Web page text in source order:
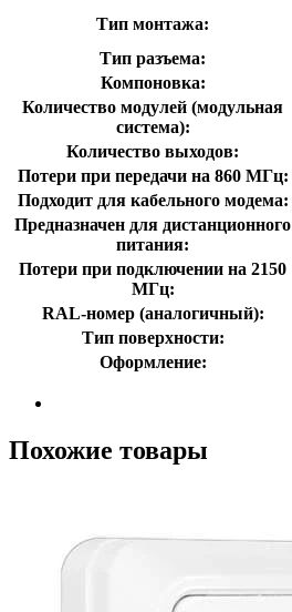
Тип монтажа:
Тип разъема:
Компоновка:
Количество модулей (модульная
система):
Количество выходов:
Потери при передачи на 860 МГц:
Подходит для кабельного модема:
Предназначен для дистанционного
питания:
Потери при подключении на 2150
МГц:
RAL-номер (аналогичный):
Тип поверхности:
Оформление:
Похожие товары